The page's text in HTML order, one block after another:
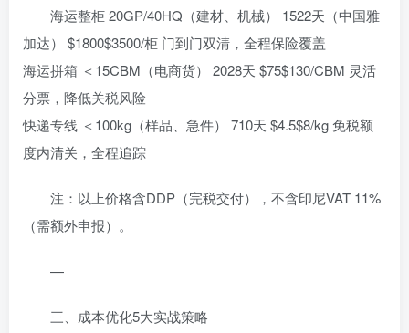
海运整柜 20GP/40HQ（建材、机械） 1522天（中国雅
加达） $1800$3500/柜 门到门双清，全程保险覆盖
海运拼箱 ＜15CBM（电商货） 2028天 $75$130/CBM 灵活
分票，降低关税风险
快递专线 ＜100kg（样品、急件） 710天 $4.5$8/kg 免税额
度内清关，全程追踪
注：以上价格含DDP（完税交付），不含印尼VAT 11%
（需额外申报）。
—
三、成本优化5大实战策略